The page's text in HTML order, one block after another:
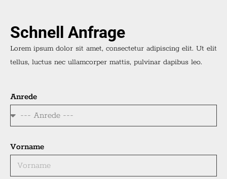
Schnell Anfrage
Lorem ipsum dolor sit amet, consectetur adipiscing elit. Ut elit
tellus, luctus nec ullamcorper mattis, pulvinar dapibus leo.
Anrede
Vorname